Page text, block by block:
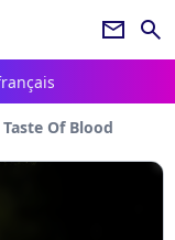
newsletter search
Taste Of Blood